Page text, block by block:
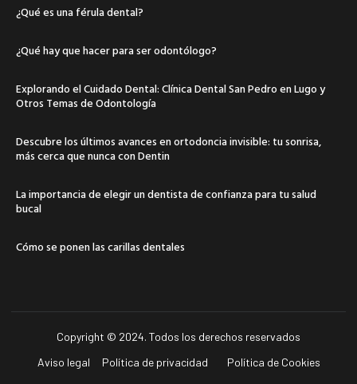
¿Qué es una férula dental?
¿Qué hay que hacer para ser odontólogo?
Explorando el Cuidado Dental: Clínica Dental San Pedro en Lugo y
Otros Temas de Odontología
Descubre los últimos avances en ortodoncia invisible: tu sonrisa,
más cerca que nunca con Dentin
La importancia de elegir un dentista de confianza para tu salud
bucal
Cómo se ponen las carillas dentales
Copyright © 2024. Todos los derechos reservados
Aviso legal
Política de privacidad Política de Cookies